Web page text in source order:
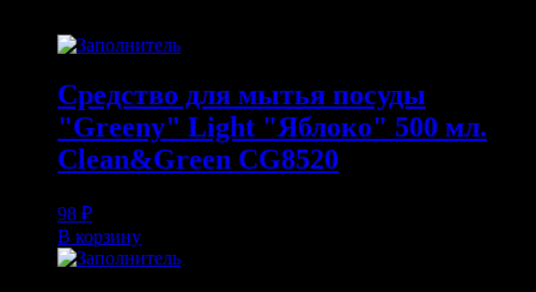
Средство для мытья посуды
"Greeny" Light "Яблоко" 500 мл.
Clean&Green CG8520
98 ₽
В корзину